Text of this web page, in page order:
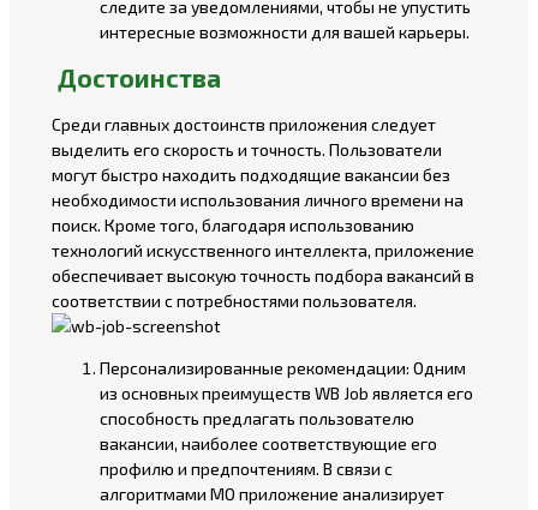
следите за уведомлениями, чтобы не упустить
интересные возможности для вашей карьеры.
Достоинства
Среди главных достоинств приложения следует
выделить его скорость и точность. Пользователи
могут быстро находить подходящие вакансии без
необходимости использования личного времени на
поиск. Кроме того, благодаря использованию
технологий искусственного интеллекта, приложение
обеспечивает высокую точность подбора вакансий в
соответствии с потребностями пользователя.
Персонализированные рекомендации: Одним
из основных преимуществ WB Job является его
способность предлагать пользователю
вакансии, наиболее соответствующие его
профилю и предпочтениям. В связи с
алгоритмами МО приложение анализирует